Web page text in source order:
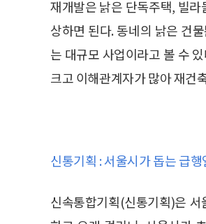
재개발은 낡은 단독주택, 빌
상하면 된다. 동네의 낡은 건
는 대규모 사업이라고 볼 수
크고 이해관계자가 많아 재건
신통기획 : 서울시가 돕는 급
신속통합기획(신통기획)은